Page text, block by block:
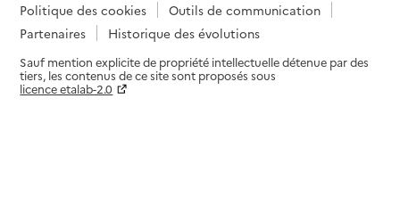
Politique des cookies
Outils de communication
Partenaires
Historique des évolutions
Sauf mention explicite de propriété intellectuelle détenue par des
tiers, les contenus de ce site sont proposés sous
licence etalab-2.0